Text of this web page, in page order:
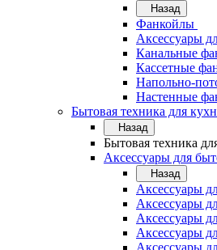
Назад
Фанкойлы
Аксессуары
Канальные
Кассетные
Напольно-
Настенные
Бытовая техника для
Назад
Бытовая техника
Аксессуары для
Назад
Аксессуары
Аксессуары
Аксессуары
Аксессуары
Аксессуары